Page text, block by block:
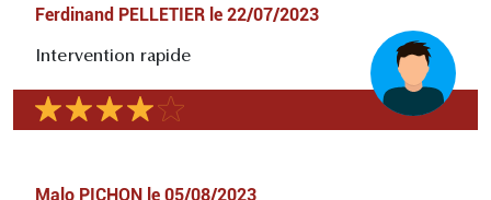
Ferdinand PELLETIER le 22/07/2023
Intervention rapide
Malo PICHON le 05/08/2023